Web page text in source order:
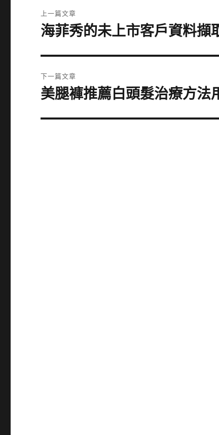
章
上一篇文章
上
篇
文
章:
海菲秀的未上市客戶資料
下一篇文章
下
篇
美腿褲推薦白頭髮治療方法